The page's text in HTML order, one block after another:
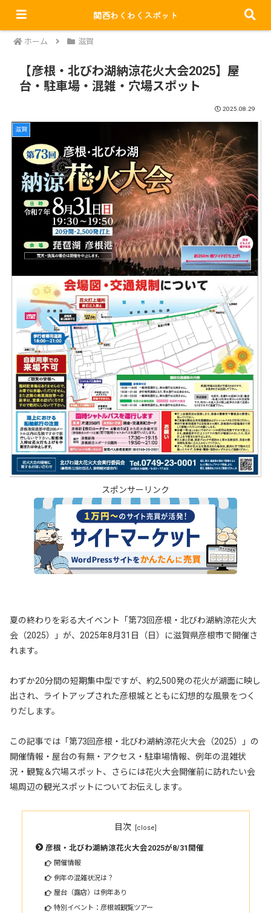
PR
ホーム 滋賀
【彦根・北びわ湖納涼花火大会2025】屋
台・駐車場・混雑・穴場スポット
滋賀
2025.08.29
スポンサーリンク
夏の終わりを彩る大イベント「第73回彦根・北びわ湖納涼花火大
会（2025）」が、2025年8月31日（日）に滋賀県彦根市で開催さ
れます。
わずか20分間の短期集中型ですが、約2,500発の花火が湖面に映し
出され、ライトアップされた彦根城とともに幻想的な風景をつく
りだします。
この記事では「第73回彦根・北びわ湖納涼花火大会（2025）」の
開催情報・屋台の有無・アクセス・駐車場情報、例年の混雑状
況・観覧＆穴場スポット、さらには花火大会開催前に訪れたい会
場周辺の観光スポットについてお伝えします。
目次
彦根・北びわ湖納涼花火大会2025が8/31開催
開催情報
例年の混雑状況は？
屋台（露店）は例年あり
特別イベント：彦根城観覧ツアー
関西わくわくスポット